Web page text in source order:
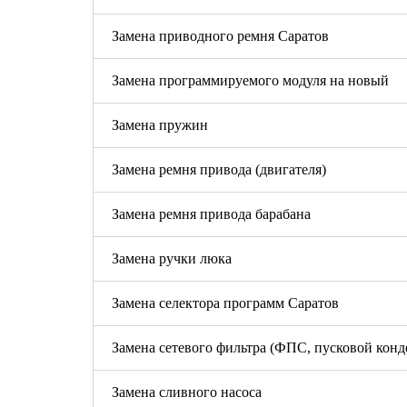
Замена приводного ремня Саратов
Замена программируемого модуля на новый
Замена пружин
Замена ремня привода (двигателя)
Замена ремня привода барабана
Замена ручки люка
Замена селектора программ Саратов
Замена сетевого фильтра (ФПС, пусковой
Замена сливного насоса